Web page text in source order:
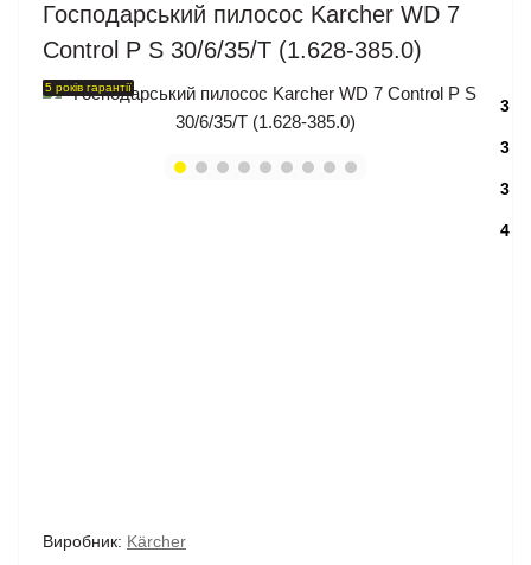
Господарський пилосос Karcher WD 7
Control P S 30/6/35/T (1.628-385.0)
3
3
3
4
5 років гарантії
Виробник: Kärcher